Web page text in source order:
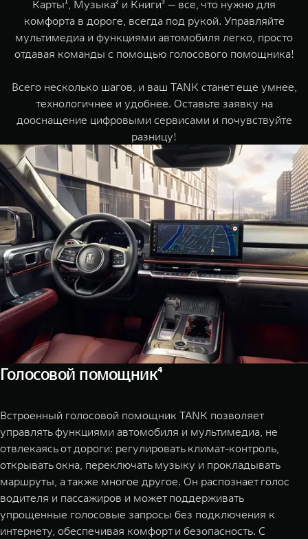
Веди за собой
от 6 499 000 ₽
Сила
от 10 199
WEY 07
Расширяя границы комфорта
от 6 149 000 ₽
WEY 80
Масштаб возможностей
от 6 449 000 ₽
WEY 80
Масштаб
от 8 099
TANK Финансы
Корпоративным клиентам
TANK Лизинг
TANK Страхование
Сервис
Специальные предложения
Моторные масла
Цифровые сервисы TANK
Подписки
Карты¹, Музыка² и Книги³ — все, что нужно для
комфорта в дороге, всегда под рукой. Управляйте
мультимедиа и функциями автомобиля легко, просто
отдавая команды с помощью голосового помощника!
Всего несколько шагов, и ваш TANK станет еще умнее,
технологичнее и удобнее. Оставьте заявку на
дооснащение цифровыми сервисами и почувствуйте
разницу!
Голосовой помощник⁴
Встроенный голосовой помощник TANK позволяет
управлять функциями автомобиля и мультимедиа, не
отвлекаясь от дороги: регулировать климат-контроль,
открывать окна, переключать музыку и прокладывать
маршруты, а также многое другое. Он распознает голос
водителя и пассажиров и может поддерживать
упрощенные голосовые запросы без подключения к
интернету, обеспечивая комфорт и безопасность. С